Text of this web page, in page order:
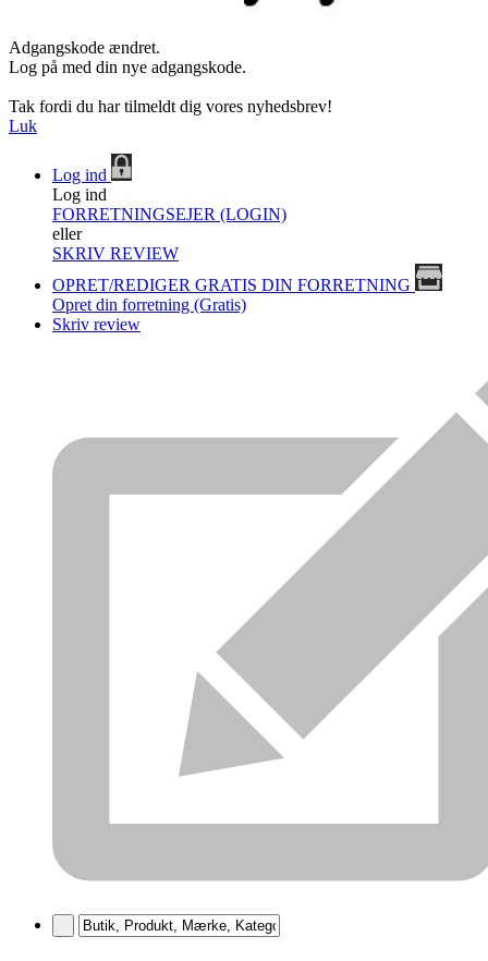
Adgangskode ændret.
Log på med din nye adgangskode.
Tak fordi du har tilmeldt dig vores nyhedsbrev!
Luk
Log ind
Log ind
FORRETNINGSEJER (LOGIN)
eller
SKRIV REVIEW
OPRET/REDIGER GRATIS DIN FORRETNING
Opret din forretning (Gratis)
Skriv review